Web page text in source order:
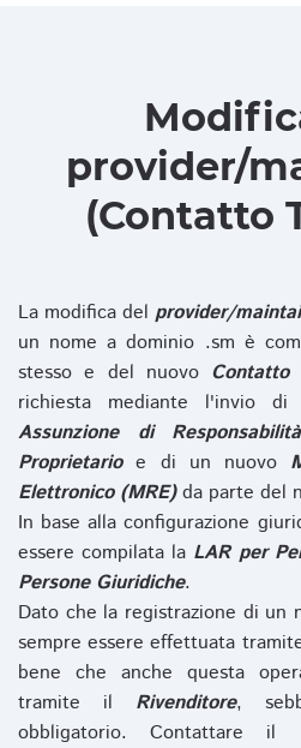
provider/
(Contatto
La modifica del provider/
un nome a dominio .sm è
stesso e del nuovo Contatto
richiesta mediante l'invio
Assunzione di
Proprietarioe di un nuovo
Elettronico (MRE)da parte del
In base alla configurazione
essere compilata la LAR per
Persone Giuridiche.
Dato che la registrazione di un
sempre essere effettuata
bene che anche questa
tramite il Rivenditore,
obbligatorio. Contattare il